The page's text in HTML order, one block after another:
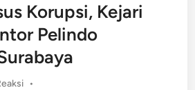
Korupsi, Kejari
Pelindo
•